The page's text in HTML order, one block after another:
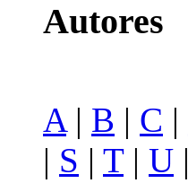
Autores
A| B | C |
| S | T| U |